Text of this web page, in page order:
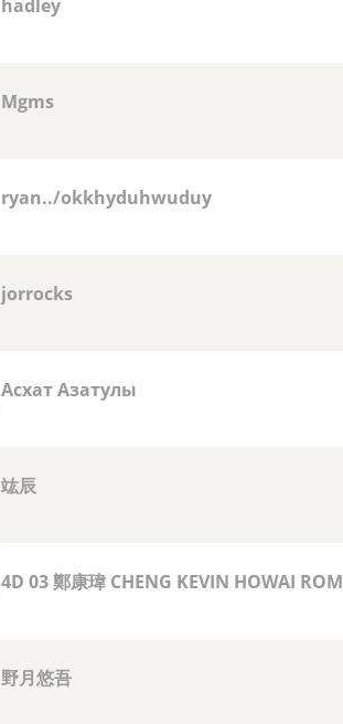
hadley
Mgms
ryan../okkhyduhwuduy
jorrocks
Асхат Азатулы
竑辰
4D 03 鄭康瑋 CHENG KEVIN HOWAI ROM
野月悠吾